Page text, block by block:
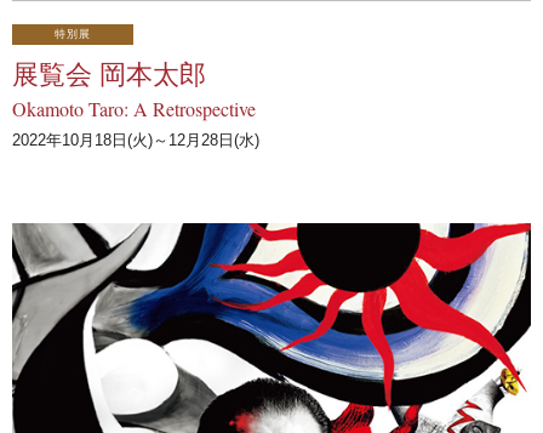
特別展
展覧会 岡本太郎
Okamoto Taro: A Retrospective
2022年10月18日(火)～12月28日(水)